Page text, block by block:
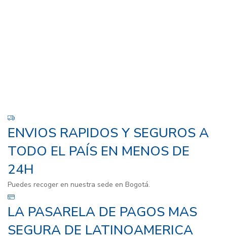
ENVIOS RAPIDOS Y SEGUROS A
TODO EL PAÍS EN MENOS DE
24H
Puedes recoger en nuestra sede en Bogotá.
LA PASARELA DE PAGOS MAS
SEGURA DE LATINOAMERICA